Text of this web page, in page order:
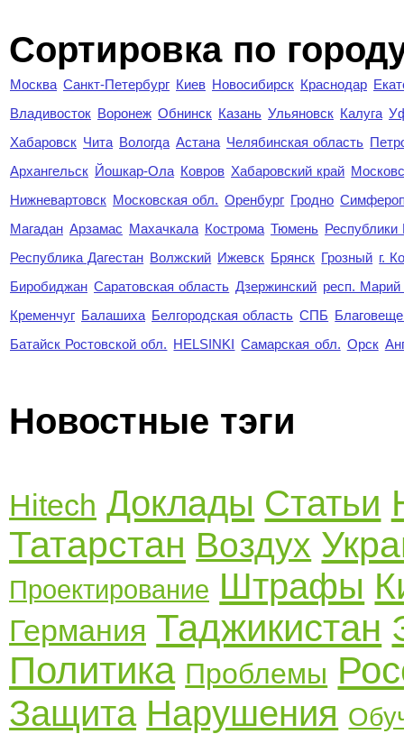
Cортировка по
Москва Санкт-Петербург Киев Новосибирск Краснодар
Владивосток Воронеж Обнинск Казань Ульяновск Калуга
Хабаровск Чита Вологда Астана Челябинская область
Архангельск Йошкар-Ола Ковров Хабаровский край
Нижневартовск Московская обл. Оренбург Гродно
Магадан Арзамас Махачкала Кострома Тюмень Республики
Республика Дагестан Волжский Ижевск Брянск Грозный г.
Биробиджан Саратовская область Дзержинский респ.
Кременчуг Балашиха Белгородская область СПБ
Батайск Ростовской обл. HELSINKI Самарская обл. Орск
Новостные тэги
Hitech Доклады Статьи
Татарстан Воздух
Проектирование Штрафы
Германия Таджикистан
Политика Проблемы
Защита Нарушения